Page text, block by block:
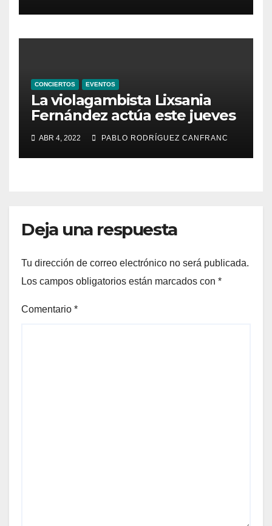
Alfonso X el Sabio
CONCIERTOS EVENTOS
La violagambista Lixsania
Fernández actúa este jueves
en el ciclo de música en
directo de Fundación Cañada
Blanch
ABR 4, 2022 PABLO RODRÍGUEZ CANFRANC
Deja una respuesta
Tu dirección de correo electrónico no será publicada.
Los campos obligatorios están marcados con *
Comentario *